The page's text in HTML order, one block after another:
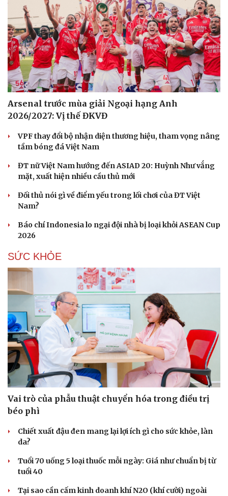
Cải chính
Arsenal trước mùa giải Ngoại hạng Anh
2026/2027: Vị thế ĐKVĐ
VPF thay đổi bộ nhận diện thương hiệu, tham vọng nâng
tầm bóng đá Việt Nam
ĐT nữ Việt Nam hướng đến ASIAD 20: Huỳnh Như vắng
mặt, xuất hiện nhiều cầu thủ mới
Đối thủ nói gì về điểm yếu trong lối chơi của ĐT Việt
Nam?
Báo chí Indonesia lo ngại đội nhà bị loại khỏi ASEAN Cup
2026
SỨC KHỎE
Vai trò của phẫu thuật chuyển hóa trong điều trị
béo phì
Chiết xuất đậu đen mang lại lợi ích gì cho sức khỏe, làn
da?
Tuổi 70 uống 5 loại thuốc mỗi ngày: Giá như chuẩn bị từ
tuổi 40
Tại sao cần cấm kinh doanh khí N2O (khí cười) ngoài